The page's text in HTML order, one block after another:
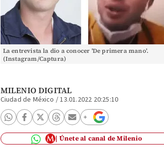
La entrevista la dio a conocer 'De primera mano'.
(Instagram/Captura)
MILENIO DIGITAL
Ciudad de México /13.01.2022 20:25:10
Únete al canal de Milenio